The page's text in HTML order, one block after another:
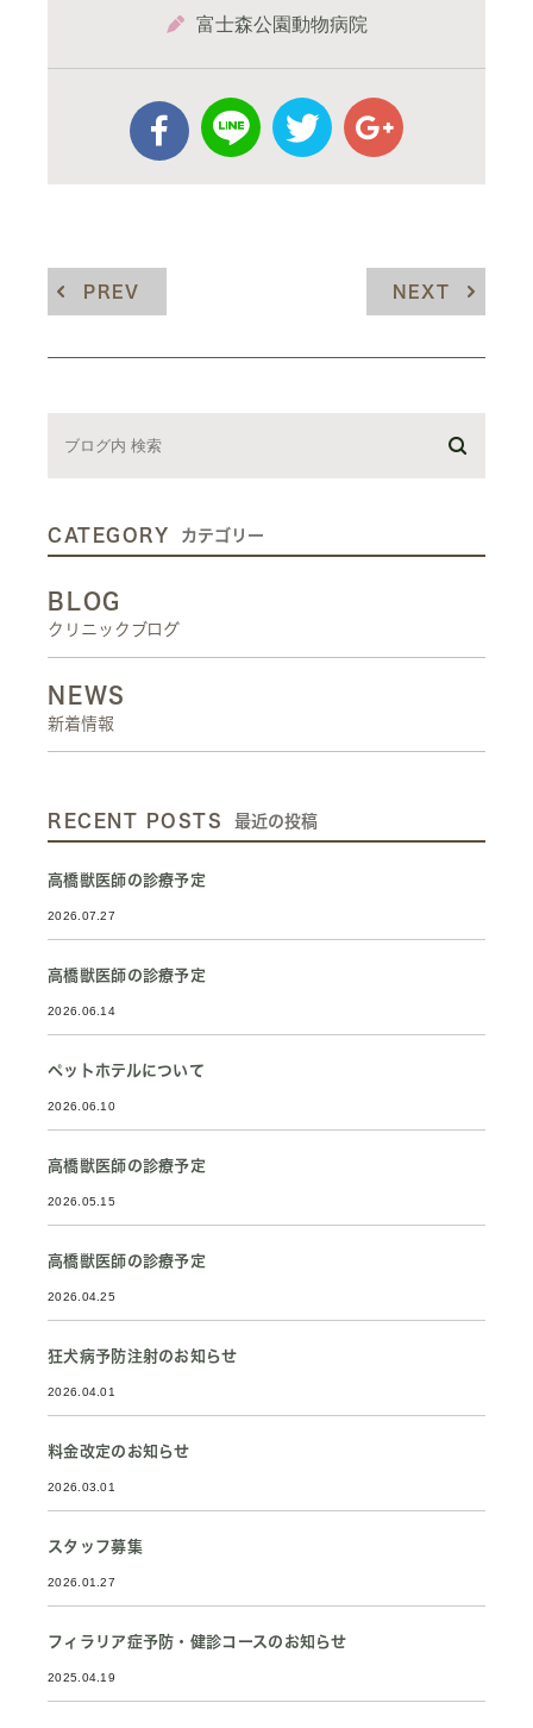
富士森公園動物病院
PREV NEXT
CATEGORY カテゴリー
BLOG
クリニックブログ
NEWS
新着情報
RECENT POSTS 最近の投稿
高橋獣医師の診療予定
2026.07.27
高橋獣医師の診療予定
2026.06.14
ペットホテルについて
2026.06.10
高橋獣医師の診療予定
2026.05.15
高橋獣医師の診療予定
2026.04.25
狂犬病予防注射のお知らせ
2026.04.01
料金改定のお知らせ
2026.03.01
スタッフ募集
2026.01.27
フィラリア症予防・健診コースのお知らせ
2025.04.19